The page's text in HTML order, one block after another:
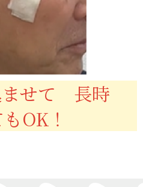
ませて 長時
OK！